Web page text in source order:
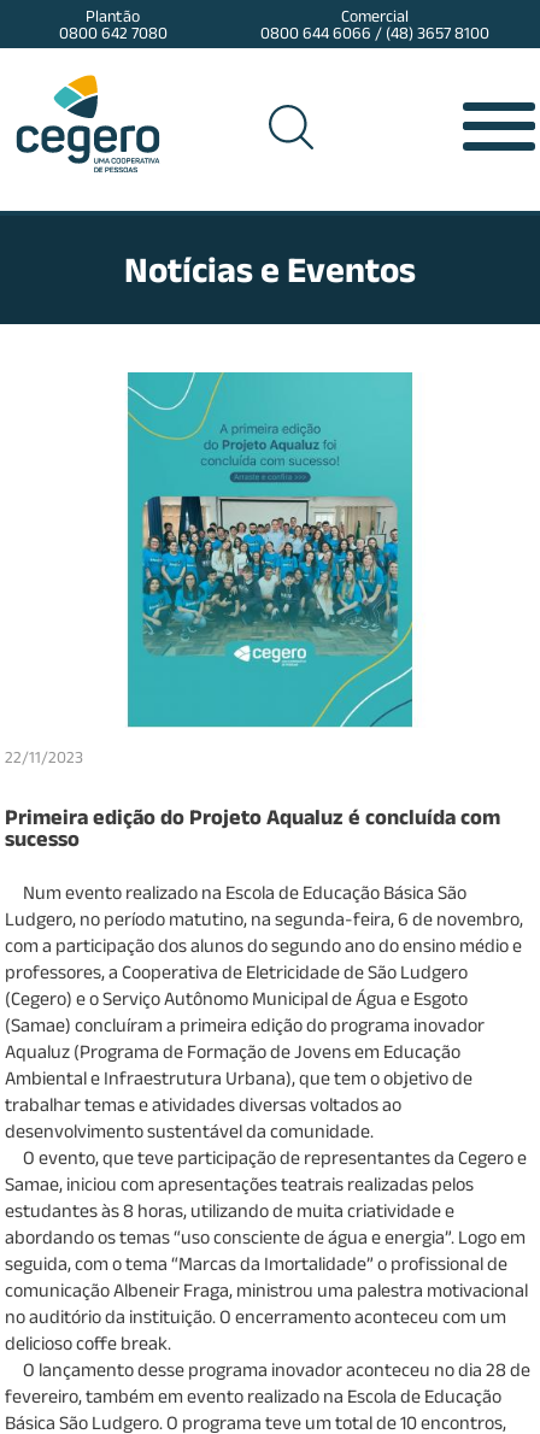
Plantão
0800 642 7080
Comercial
0800 644 6066 / (48) 3657 8100
Notícias e Eventos
22/11/2023
Primeira edição do Projeto Aqualuz é concluída com
sucesso
Num evento realizado na Escola de Educação Básica São
Ludgero, no período matutino, na segunda-feira, 6 de novembro,
com a participação dos alunos do segundo ano do ensino médio e
professores, a Cooperativa de Eletricidade de São Ludgero
(Cegero) e o Serviço Autônomo Municipal de Água e Esgoto
(Samae) concluíram a primeira edição do programa inovador
Aqualuz (Programa de Formação de Jovens em Educação
Ambiental e Infraestrutura Urbana), que tem o objetivo de
trabalhar temas e atividades diversas voltados ao
desenvolvimento sustentável da comunidade.
O evento, que teve participação de representantes da Cegero e
Samae, iniciou com apresentações teatrais realizadas pelos
estudantes às 8 horas, utilizando de muita criatividade e
abordando os temas “uso consciente de água e energia”. Logo em
seguida, com o tema “Marcas da Imortalidade” o profissional de
comunicação Albeneir Fraga, ministrou uma palestra motivacional
no auditório da instituição. O encerramento aconteceu com um
delicioso coffe break.
O lançamento desse programa inovador aconteceu no dia 28 de
fevereiro, também em evento realizado na Escola de Educação
Básica São Ludgero. O programa teve um total de 10 encontros,